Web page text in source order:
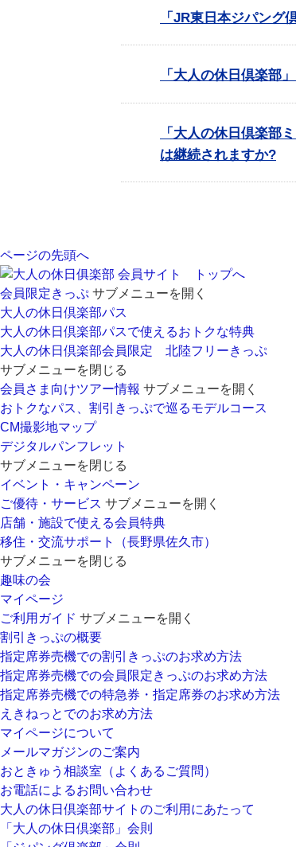
「JR東日本ジパング
「大人の休日倶楽部
「大人の休日倶楽部
は継続されますか?
ページの先頭へ
会員サイト トップへ
会員限定きっぷ サブメニューを開く
大人の休日倶楽部パス
大人の休日倶楽部パスで使えるおトクな特典
大人の休日倶楽部会員限定 北陸フリーきっぷ
サブメニューを閉じる
会員さま向けツアー情報 サブメニューを開く
おトクなパス、割引きっぷで巡るモデルコース
CM撮影地マップ
デジタルパンフレット
サブメニューを閉じる
イベント・キャンペーン
ご優待・サービス サブメニューを開く
店舗・施設で使える会員特典
移住・交流サポート（長野県佐久市）
サブメニューを閉じる
趣味の会
マイページ
ご利用ガイド サブメニューを開く
割引きっぷの概要
指定席券売機での割引きっぷのお求め方法
指定席券売機での会員限定きっぷのお求め方法
指定席券売機での特急券・指定席券のお求め方法
えきねっとでのお求め方法
マイページについて
メールマガジンのご案内
おときゅう相談室（よくあるご質問）
お電話によるお問い合わせ
大人の休日倶楽部サイトのご利用にあたって
「大人の休日倶楽部」会則